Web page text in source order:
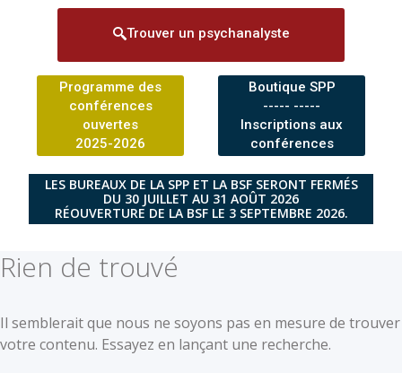
Trouver un psychanalyste
Programme des
conférences
ouvertes
2025-2026
Boutique SPP
----- -----
Inscriptions aux
conférences
LES BUREAUX DE LA SPP ET LA BSF SERONT FERMÉS
DU 30 JUILLET AU 31 AOÛT 2026
RÉOUVERTURE DE LA BSF LE 3 SEPTEMBRE 2026.
Rien de trouvé
Il semblerait que nous ne soyons pas en mesure de trouver
votre contenu. Essayez en lançant une recherche.